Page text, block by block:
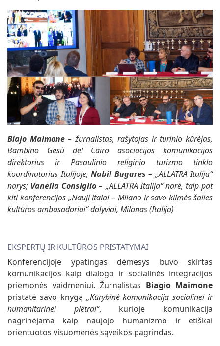
Biajo Maimone– žurnalistas, rašytojas ir turinio kūrėjas,
Bambino Gesù del Cairo asociacijos komunikacijos
direktorius ir Pasaulinio religinio turizmo tinklo
koordinatorius Italijoje; Nabil Bugares – „ALLATRA Italija“
narys; Vanella Consiglio – „ALLATRA Italija“ narė, taip pat
kiti konferencijos „Nauji italai – Milano ir savo kilmės šalies
kultūros ambasadoriai“ dalyviai, Milanas (Italija)
EKSPERTŲ IR KULTŪROS PRISTATYMAI
Konferencijoje ypatingas dėmesys buvo skirtas
komunikacijos kaip dialogo ir socialinės integracijos
priemonės vaidmeniui. Žurnalistas Biagio Maimone
pristatė savo knygą „Kūrybinė komunikacija socialinei ir
humanitarinei plėtrai“, kurioje komunikacija
nagrinėjama kaip naujojo humanizmo ir etiškai
orientuotos visuomenės sąveikos pagrindas.